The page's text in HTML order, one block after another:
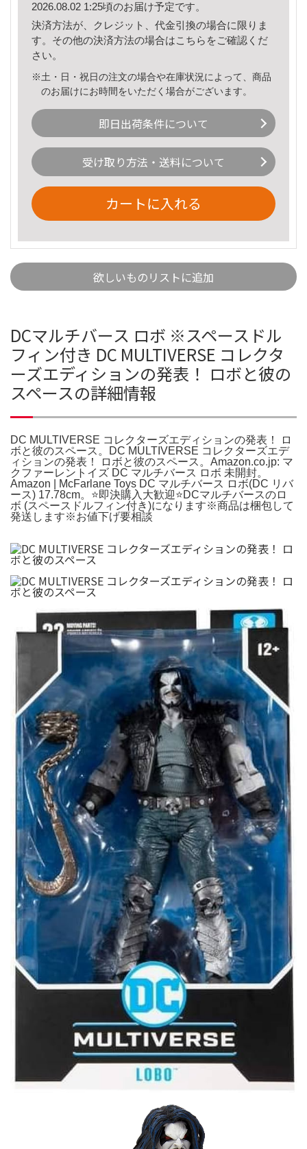
2026.08.02 1:25頃のお届け予定です。
決済方法が、クレジット、代金引換の場合に限りま
す。その他の決済方法の場合はこちら をご確認くだ
さい。
※土・日・祝日の注文の場合や在庫状況によって、商品
のお届けにお時間をいただく場合がございます。
即日出荷条件について
受け取り方法・送料について
カートに入れる
欲しいものリストに追加
DCマルチバース ロボ ※スペースドル
フィン付き DC MULTIVERSE コレクタ
ーズエディションの発表！ ロボと彼の
スペースの詳細情報
DC MULTIVERSE コレクターズエディションの発表！ ロ
ボと彼のスペース。DC MULTIVERSE コレクターズエデ
ィションの発表！ ロボと彼のスペース。Amazon.co.jp: マ
クファーレントイズ DC マルチバース ロボ 未開封。
Amazon | McFarlane Toys DC マルチバース ロボ(DC リバ
ース) 17.78cm。⭐️即決購入大歓迎⭐️DCマルチバースのロ
ボ (スペースドルフィン付き)になります※商品は梱包して
発送します※お値下げ要相談